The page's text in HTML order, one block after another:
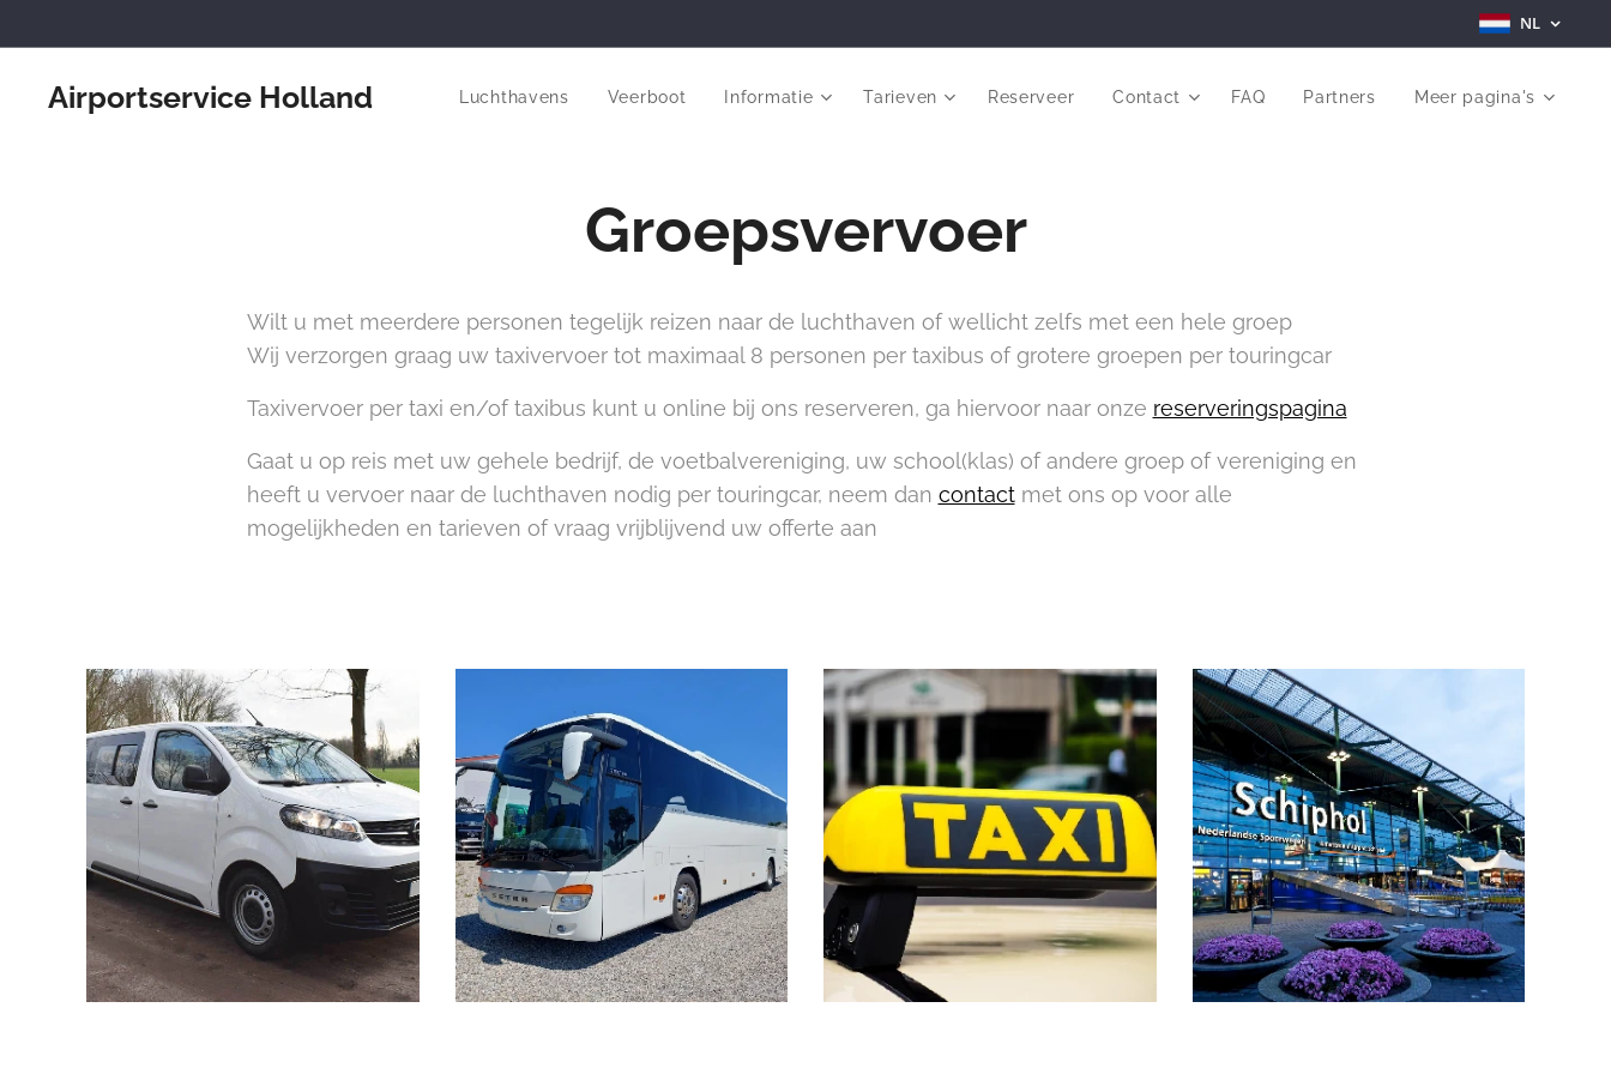
NL
Airportservice Holland Luchthavens Veerboot Informatie Tarieven Reserveer Contact FAQ Partners Meer pagina's
Groepsvervoer
Wilt u met meerdere personen tegelijk reizen naar de luchthaven of wellicht zelfs met een hele groep
Wij verzorgen graag uw taxivervoer tot maximaal 8 personen per taxibus of grotere groepen per touringcar
Taxivervoer per taxi en/of taxibus kunt u online bij ons reserveren, ga hiervoor naar onze reserveringspagina
Gaat u op reis met uw gehele bedrijf, de voetbalvereniging, uw school(klas) of andere groep of vereniging en
heeft u vervoer naar de luchthaven nodig per touringcar, neem dan contactmet ons op voor alle
mogelijkheden en tarieven of vraag vrijblijvend uw offerte aan